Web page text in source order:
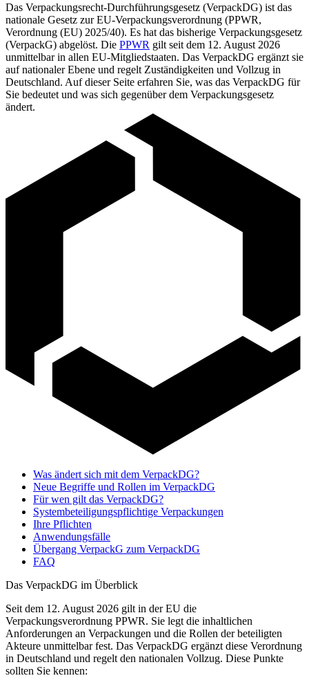
Das Verpackungsrecht-Durchführungsgesetz (VerpackDG) ist das
nationale Gesetz zur EU-Verpackungsverordnung (PPWR,
Verordnung (EU) 2025/40). Es hat das bisherige Verpackungsgesetz
(VerpackG) abgelöst. Die PPWR gilt seit dem 12. August 2026
unmittelbar in allen EU-Mitgliedstaaten. Das VerpackDG ergänzt sie
auf nationaler Ebene und regelt Zuständigkeiten und Vollzug in
Deutschland. Auf dieser Seite erfahren Sie, was das VerpackDG für
Sie bedeutet und was sich gegenüber dem Verpackungsgesetz
ändert.
Was ändert sich mit dem VerpackDG?
Neue Begriffe und Rollen im VerpackDG
Für wen gilt das VerpackDG?
Systembeteiligungspflichtige Verpackungen
Ihre Pflichten
Anwendungsfälle
Übergang VerpackG zum VerpackDG
FAQ
Das VerpackDG im Überblick
Seit dem 12. August 2026 gilt in der EU die
Verpackungsverordnung PPWR. Sie legt die inhaltlichen
Anforderungen an Verpackungen und die Rollen der beteiligten
Akteure unmittelbar fest. Das VerpackDG ergänzt diese Verordnung
in Deutschland und regelt den nationalen Vollzug. Diese Punkte
sollten Sie kennen: